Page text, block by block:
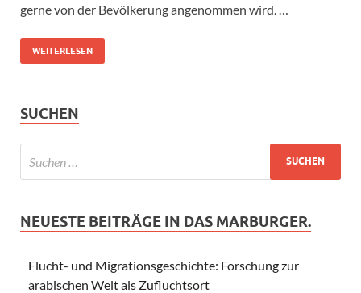
gerne von der Bevölkerung angenommen wird. …
WEITERLESEN
SUCHEN
NEUESTE BEITRÄGE IN DAS MARBURGER.
Flucht- und Migrationsgeschichte: Forschung zur
arabischen Welt als Zufluchtsort